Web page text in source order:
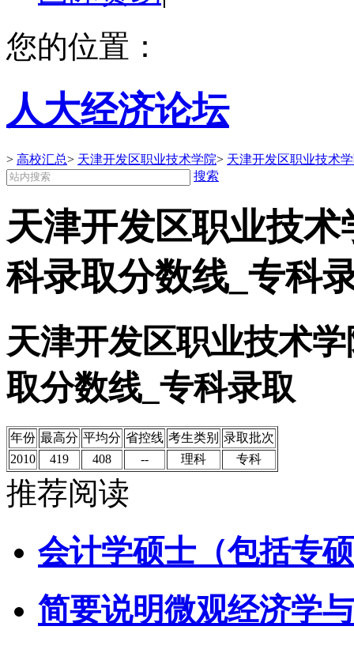
您的位置：
人大经济论坛
> 高校汇总> 天津开发区职业技术学院> 天津开发区职业技术
搜索
天津开发区职业技
科录取分数线_专科
天津开发区职业技术
取分数线_专科录取
年份 最高分 平均分 省控线 考生类别 录取批次
2010
419 408 -- 理科 专科
推荐阅读
会计学硕士（包括专
简要说明微观经济学